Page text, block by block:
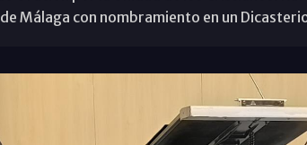
Málaga con nombramiento en un